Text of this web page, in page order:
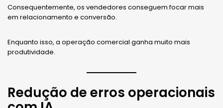
Consequentemente, os vendedores conseguem focar mais
em relacionamento e conversão.
Enquanto isso, a operação comercial ganha muito mais
produtividade.
Redução de erros operacionais